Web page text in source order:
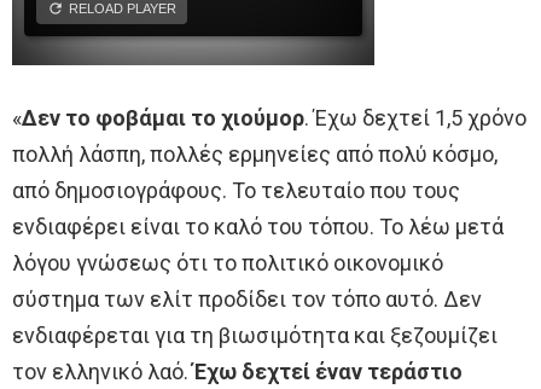
«Δεν το φοβάμαι το χιούμορ. Έχω δεχτεί 1,5 χρόνο
πολλή λάσπη, πολλές ερμηνείες από πολύ κόσμο,
από δημοσιογράφους. Το τελευταίο που τους
ενδιαφέρει είναι το καλό του τόπου. Το λέω μετά
λόγου γνώσεως ότι το πολιτικό οικονομικό
σύστημα των ελίτ προδίδει τον τόπο αυτό. Δεν
ενδιαφέρεται για τη βιωσιμότητα και ξεζουμίζει
τον ελληνικό λαό.Έχω δεχτεί έναν τεράστιο